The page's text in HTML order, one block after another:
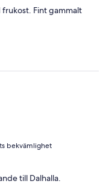
Fint gammalt
bekvämlighet
till Dalhalla.